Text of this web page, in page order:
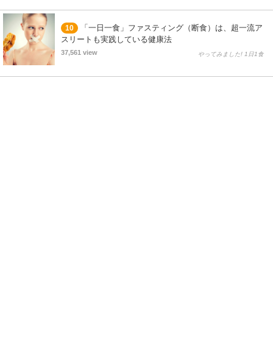
10
「一日一食」ファスティング（断食）は、超一流ア
スリートも実践している健康法
37,561 view やってみました! 1日1食